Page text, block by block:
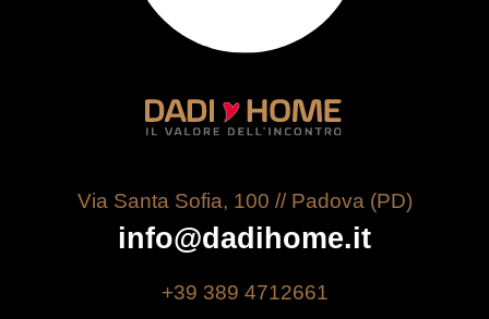
Via Santa Sofia, 100 // Padova (PD)
info@dadihome.it
+39 389 4712661